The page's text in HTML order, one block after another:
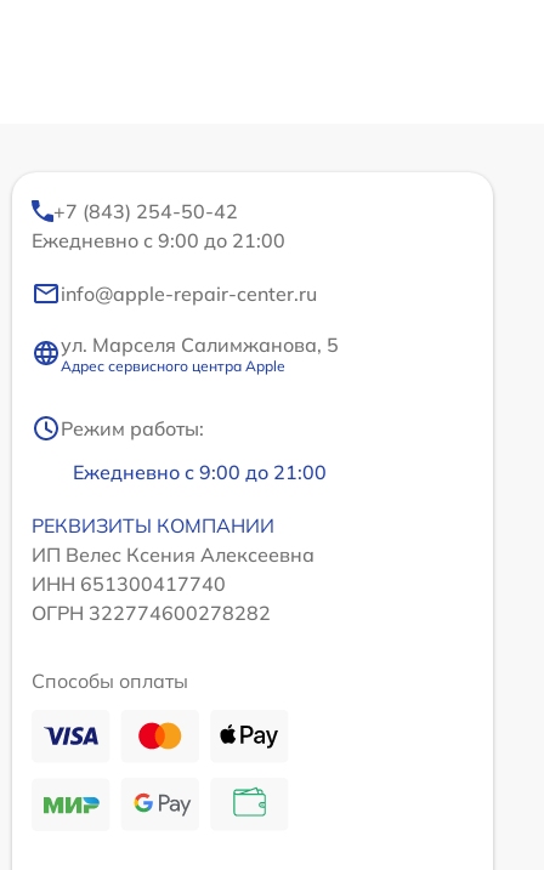
+7 (843) 254-50-42
Ежедневно с 9:00 до 21:00
info@apple-repair-center.ru
ул. Марселя Салимжанова, 5
Адрес сервисного центра Apple
Режим работы:
Ежедневно с 9:00 до 21:00
РЕКВИЗИТЫ КОМПАНИИ
ИП Велес Ксения Алексеевна
ИНН 651300417740
ОГРН 322774600278282
Способы оплаты